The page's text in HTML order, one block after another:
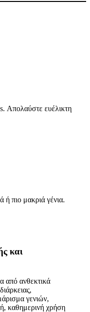
Απολαύστε ευέλικτη
ή πιο μακριά γένια.
και
από ανθεκτικά
γενιών,
καθημερινή χρήση